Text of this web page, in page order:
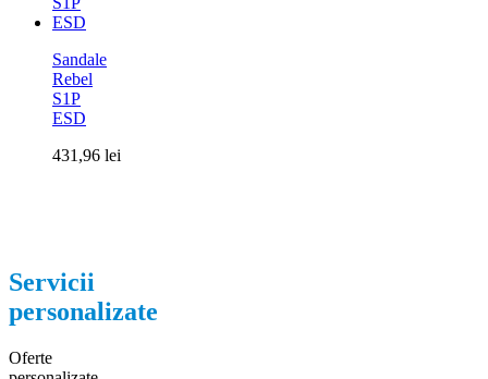
Sandale
Rebel
S1P
ESD
431,96 lei
Servicii
personalizate
Oferte